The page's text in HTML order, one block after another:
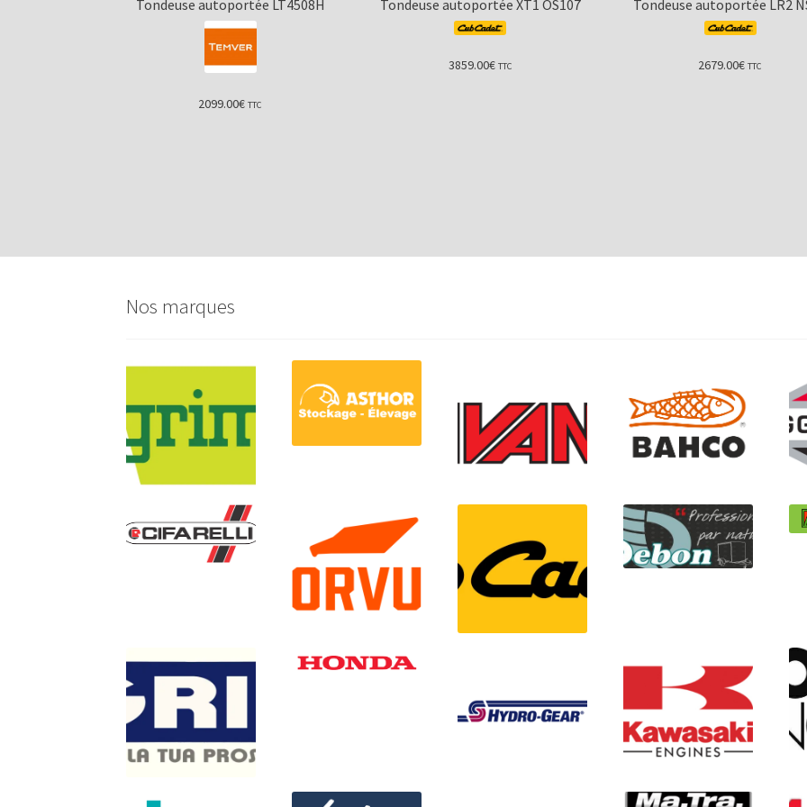
Tondeuse autoportée LT4508H
2099.00€ TTC
Tondeuse autoportée XT1 OS107
3859.00€ TTC
Tondeuse autoportée LR2
2679.00€ TTC
Nos marques